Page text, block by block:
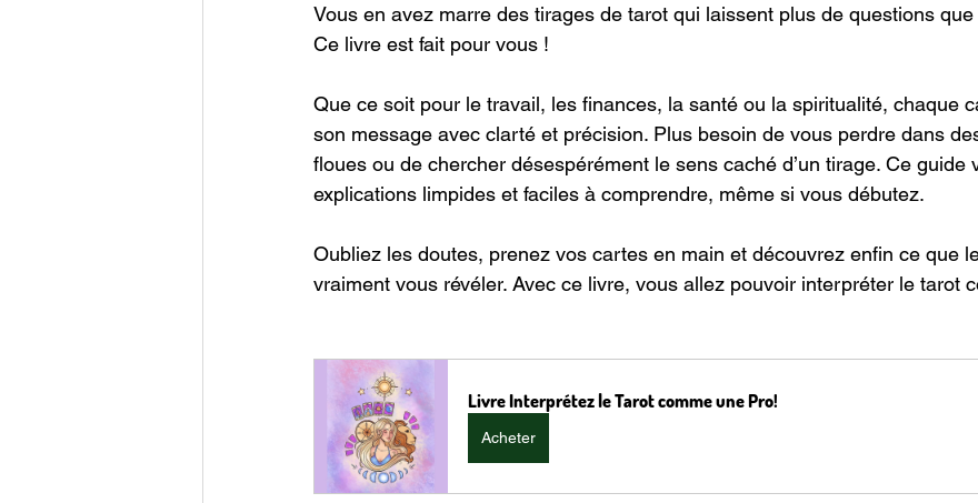
Vous en avez marre des tirages de tarot qui laissent plus de questions
Ce livre est fait pour vous !
Que ce soit pour le travail, les finances, la santé ou la spiritualité, chaque
son message avec clarté et précision. Plus besoin de vous perdre dans
floues ou de chercher désespérément le sens caché d’un tirage. Ce guide
explications limpides et faciles à comprendre, même si vous débutez.
Oubliez les doutes, prenez vos cartes en main et découvrez enfin ce que
vraiment vous révéler. Avec ce livre, vous allez pouvoir interpréter le tarot
Livre Interprétez le Tarot comme une Pro!
Acheter